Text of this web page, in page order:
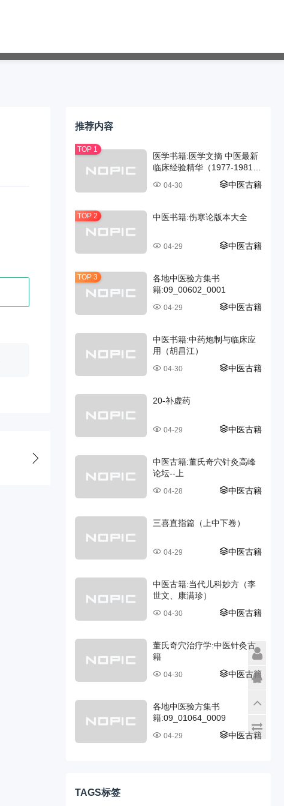
推荐内容
医学书籍:医学文摘 中医最新
临床经验精华（1977-1981
中医古籍
04-30
中医书籍:伤寒论版本大全
中医古籍
04-29
各地中医验方集书
籍:09_00602_0001
中医古籍
04-29
中医书籍:中药炮制与临床应
用（胡昌江）
中医古籍
04-30
20-补虚药
中医古籍
04-29
中医古籍:董氏奇穴针灸高峰
论坛--上
中医古籍
04-28
三喜直指篇（上中下卷）
中医古籍
04-29
中医古籍:当代儿科妙方（李
世文、康满珍）
中医古籍
04-30
董氏奇穴治疗学:中医针灸古
籍
中医古籍
04-30
各地中医验方集书
籍:09_01064_0009
中医古籍
04-29
TAGS标签